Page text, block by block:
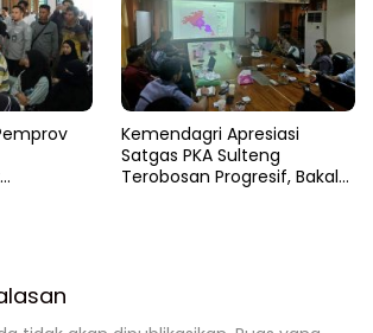
Kemendagri Apresiasi
Satgas PKA Sulteng
Terobosan Progresif, Bakal